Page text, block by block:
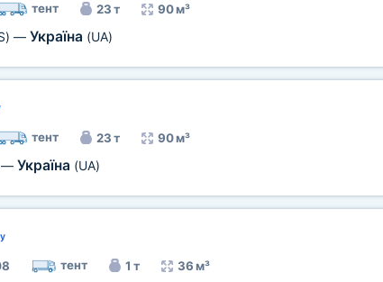
тент 23 т 90 м³
— Україна (UA)
тент 23 т 90 м³
— Україна (UA)
тент 1 т 36 м³